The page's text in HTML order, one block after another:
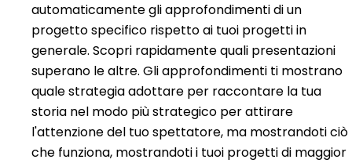
automaticamente gli approfondimenti di un
progetto specifico rispetto ai tuoi progetti in
generale. Scopri rapidamente quali presentazioni
superano le altre. Gli approfondimenti ti mostrano
quale strategia adottare per raccontare la tua
storia nel modo più strategico per attirare
l'attenzione del tuo spettatore, ma mostrandoti ciò
che funziona, mostrandoti i tuoi progetti di maggior